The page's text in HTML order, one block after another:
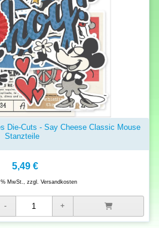
Die-Cuts - Say Cheese Classic Mouse
Stanzteile
5,49 €
MwSt., zzgl. Versandkosten